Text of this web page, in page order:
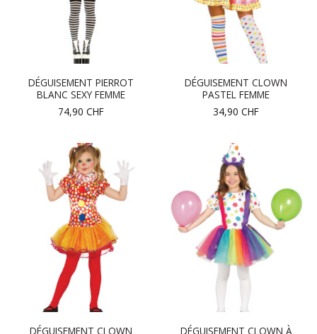
DÉGUISEMENT PIERROT
BLANC SEXY FEMME
74,90 CHF
DÉGUISEMENT CLOWN
PASTEL FEMME
34,90 CHF
DÉGUISEMENT CLOWN DÉGUISEMENT CLOWN À